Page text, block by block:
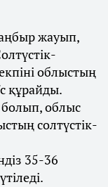
жауып,
облыстың
құрайды.
болып, облыс
солтүстік-
35-36